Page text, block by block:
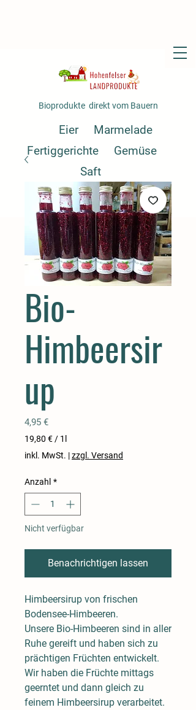
Bioprodukte direkt vom Bauern
Eier
Marmelade
Fertiggerichte
Gemüse
Saft
Bio-
Himbeersir
up
4,95 €Preis
19,80 € / 1l
19,80 €
Liter
inkl. MwSt. |zzgl. Versand
Anzahl *
Nicht verfügbar
Benachrichtigen lassen
Himbeersirup von frischen
Bodensee-Himbeeren.
Unsere Bio-Himbeeren sind in aller
Ruhe gereift und haben sich zu
prächtigen Früchten entwickelt.
Wir haben die Früchte mittags
geerntet und dann gleich zu
feinem Himbeersirup verarbeitet.